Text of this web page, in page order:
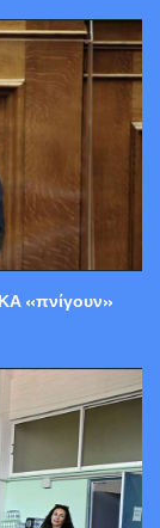
«πνίγουν»